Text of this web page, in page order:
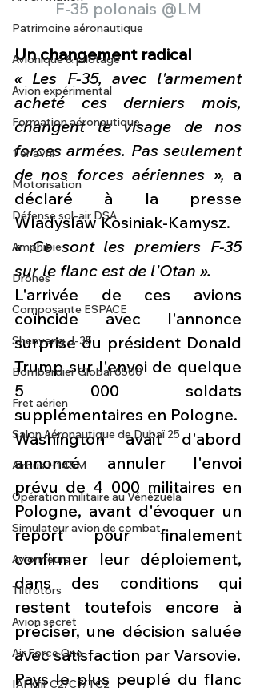
Patrimoine aéronautique
Avionique & pilotage
Avion expérimental
Formation aéronautique
1 er avril
Motorisation
Défense sol-air DSA
Amphibie
Drones
Composante ESPACE
Shenyang J-35
Bombardier Global 6500
Fret aérien
Salon Aéronautique de Dubaï 25
Airbus H145M
Opération militaire au Vénézuela
Simulateur avion de combat
Avionneurs
Tiltrotors
Avion secret
Air Force One
IAI Kfir C2/C7/TC2
F-35 polonais @LM
Un changement radical
« Les F-35, avec l'armement
acheté ces derniers mois,
changent le visage de nos
forces armées. Pas seulement
de nos forces aériennes », a
déclaré à la presse
Wladyslaw Kosiniak-Kamysz.
« Ce sont les premiers F-35
sur le flanc est de l'Otan ».
L'arrivée de ces avions
coïncide avec l'annonce
surprise du président Donald
Trump sur l'envoi de quelque
5 000 soldats
supplémentaires en Pologne.
Washington avait d'abord
annoncé annuler l'envoi
prévu de 4 000 militaires en
Pologne, avant d'évoquer un
report pour finalement
confirmer leur déploiement,
dans des conditions qui
restent toutefois encore à
préciser, une décision saluée
avec satisfaction par Varsovie.
Pays le plus peuplé du flanc